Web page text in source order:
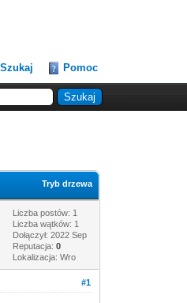
Szukaj Pomoc
Tryb drzewa
Liczba postów: 1
Liczba wątków: 1
Dołączył: 2022 Sep
Reputacja:0
Lokalizacja: Wro
#1